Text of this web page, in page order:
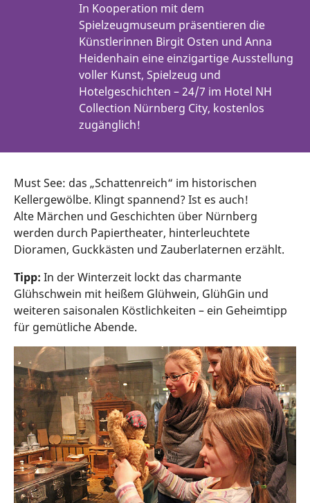
In Kooperation mit dem
Spielzeugmuseum präsentieren die
Künstlerinnen Birgit Osten und Anna
Heidenhain eine einzigartige Ausstellung
voller Kunst, Spielzeug und
Hotelgeschichten – 24/7 im Hotel NH
Collection Nürnberg City, kostenlos
zugänglich!
Must See: das „Schattenreich“ im historischen
Kellergewölbe. Klingt spannend? Ist es auch!
Alte Märchen und Geschichten über Nürnberg
werden durch Papiertheater, hinterleuchtete
Dioramen, Guckkästen und Zauberlaternen erzählt.
Tipp: In der Winterzeit lockt das charmante
Glühschwein mit heißem Glühwein, GlühGin und
weiteren saisonalen Köstlichkeiten – ein Geheimtipp
für gemütliche Abende.